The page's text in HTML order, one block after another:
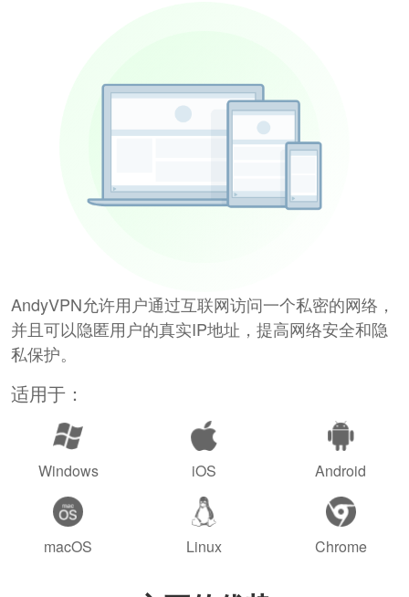
AndyVPN允许用户通过互联网访问一个私密的网络，
并且可以隐匿用户的真实IP地址，提高网络安全和隐
私保护。
适用于：
Windows iOS Android
macOS Linux Chrome